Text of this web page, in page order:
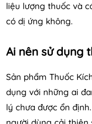
liệu lượng thuốc và
có dị ứng không.
Ai nên sử dụng
Sản phẩm Thuốc
dụng với những ai
lý chưa được ổn